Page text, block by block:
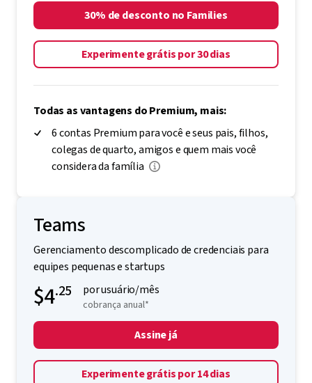
30% de desconto no Families
Experimente grátis por 30 dias
Todas as vantagens do Premium, mais:
6 contas Premium para você e seus pais, filhos,
colegas de quarto, amigos e quem mais você
considera da família
Teams
Gerenciamento descomplicado de credenciais para
equipes pequenas e startups
$4.25 por usuário/mês
cobrança anual*
Assine já
Experimente grátis por 14 dias